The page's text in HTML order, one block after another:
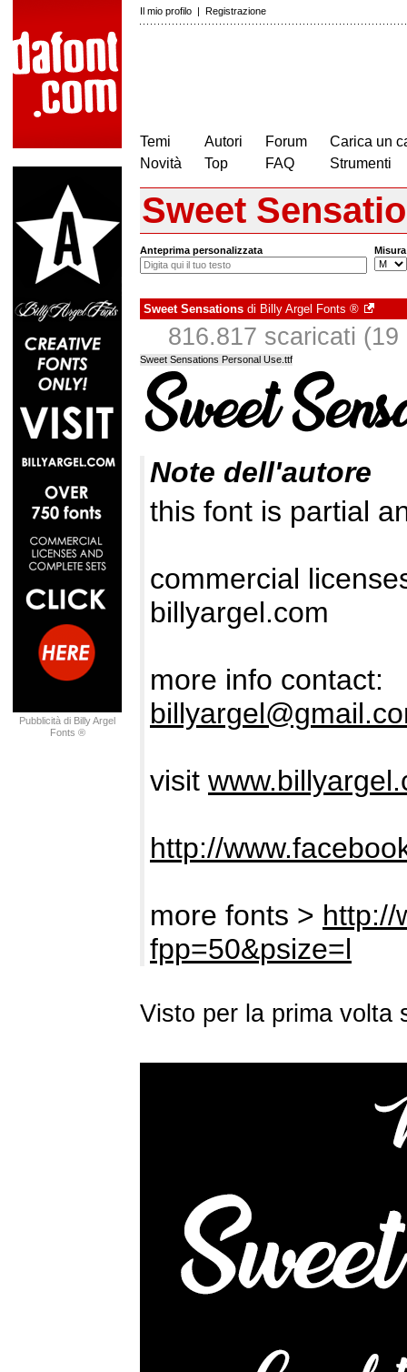
Il mio profilo | Registrazione
Temi
Novità
Autori
Top
Forum
FAQ
Carica un
Strumenti
Pubblicità di Billy Argel
Fonts ®
Sweet
Anteprima personalizzata Misura
Sweet Sensations di Billy Argel Fonts ®
816.817 scaricati (19
Sweet Sensations Personal Use.ttf
Note dell'autore
this font is partial
commercial
billyargel.com
more info contact:
visit
http://
more fonts > http://
fpp=50&psize=l
Visto per la prima volta